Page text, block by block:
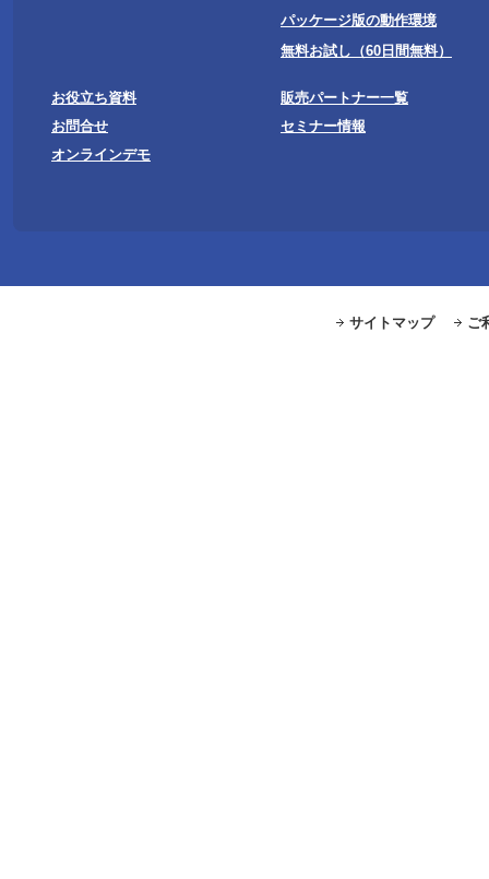
パッケージ版の動作環境
無料お試し（60日間無料）
お役立ち資料
販売パートナー一覧
お問合せ
セミナー情報
オンラインデモ
サイトマップ ご